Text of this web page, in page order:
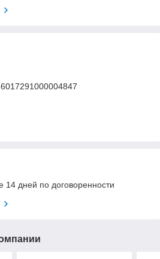
14 дней по договоренности